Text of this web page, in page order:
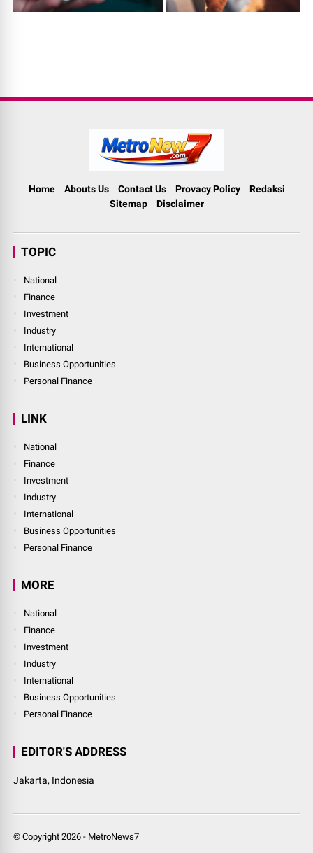
Home Abouts Us Contact Us Provacy Policy
Redaksi
Sitemap
Disclaimer
TOPIC
National
Finance
Investment
Industry
International
Business Opportunities
Personal Finance
LINK
National
Finance
Investment
Industry
International
Business Opportunities
Personal Finance
MORE
National
Finance
Investment
Industry
International
Business Opportunities
Personal Finance
EDITOR'S ADDRESS
Jakarta, Indonesia
© Copyright2026 - MetroNews7